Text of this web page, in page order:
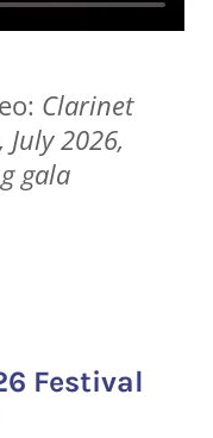
Clarinet
2026,
gala
Festival